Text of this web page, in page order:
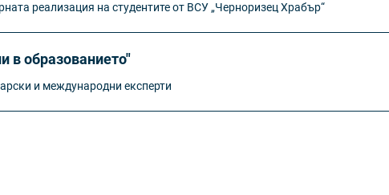
реализация на студентите от ВСУ „Черноризец Храбър“
в образованието"
и международни експерти